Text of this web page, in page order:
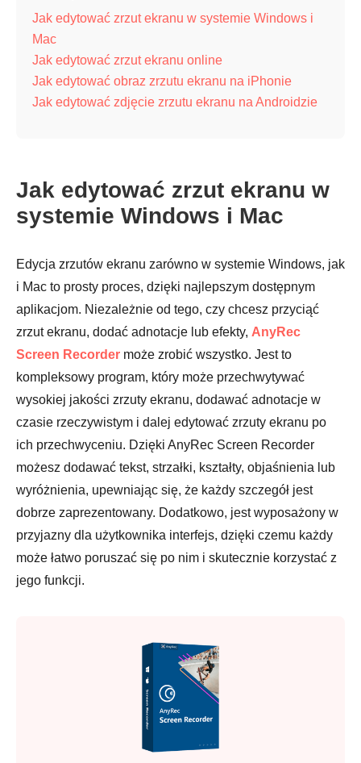
Jak edytować zrzut ekranu w systemie Windows i
Mac
Jak edytować zrzut ekranu online
Jak edytować obraz zrzutu ekranu na iPhonie
Jak edytować zdjęcie zrzutu ekranu na Androidzie
Jak edytować zrzut ekranu w
systemie Windows i Mac
Edycja zrzutów ekranu zarówno w systemie Windows, jak
i Mac to prosty proces, dzięki najlepszym dostępnym
aplikacjom. Niezależnie od tego, czy chcesz przyciąć
zrzut ekranu, dodać adnotacje lub efekty, AnyRec
Screen Recorder może zrobić wszystko. Jest to
kompleksowy program, który może przechwytywać
wysokiej jakości zrzuty ekranu, dodawać adnotacje w
czasie rzeczywistym i dalej edytować zrzuty ekranu po
ich przechwyceniu. Dzięki AnyRec Screen Recorder
możesz dodawać tekst, strzałki, kształty, objaśnienia lub
wyróżnienia, upewniając się, że każdy szczegół jest
dobrze zaprezentowany. Dodatkowo, jest wyposażony w
przyjazny dla użytkownika interfejs, dzięki czemu każdy
może łatwo poruszać się po nim i skutecznie korzystać z
jego funkcji.